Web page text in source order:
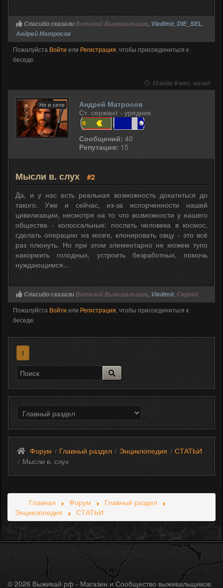
Спасибо сказалиВиталий Выживальщик, Vladimir, DIE_SEL,
Андрей Матросов
Пожалуйста Войти или Регистрация, чтобы присоединиться к
беседе.
13 года 6 мес. назад
Не в сети
Андрей Матросов
Ст. сержант - урядник
Сообщений: 40
Репутация: 15
Мысли в. слух
#2
Да, и у нас есть реальная возможность докатиться до
такого. Уже и сейчас, из-за испорченности нашей
цивилизации, несмотря на то что возможности у нашего
общества - колоссальные: послать человека в космос,
сделать операцию на мозге, клонировать овцу - это всё
раз плюнуть. Но при этом элементарно не можем тупо
накормить голодных, устроить безработных, помочь
нуждающимся...
Спасибо сказалиВиталий Выживальщик, Vladimir, Сергей
Пожалуйста Войти или Регистрация, чтобы присоединиться к
беседе.
1
Форум / Главный раздел / Энциклопедия / СТАТЬИ
/ Мысли в. слух
Главная Форум
Главный раздел
Энциклопедия
СТАТЬИ
© 2026 Выживай.рф - Магазин и Сообщество выживальщиков.